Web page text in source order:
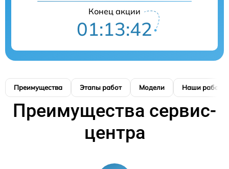
Конец акции
01:13:42
Преимущества Этапы работ Модели Наши работы
Преимущества сервис-
центра